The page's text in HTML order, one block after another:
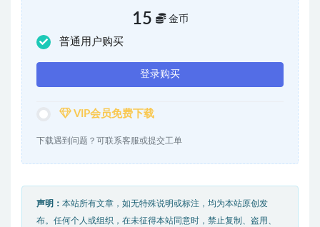
15 金币
普通用户购买
登录购买
VIP会员免费下载
下载遇到问题？可联系客服或提交工单
声明： 本站所有文章，如无特殊说明或标注，均为本站原创发
布。任何个人或组织，在未征得本站同意时，禁止复制、盗用、